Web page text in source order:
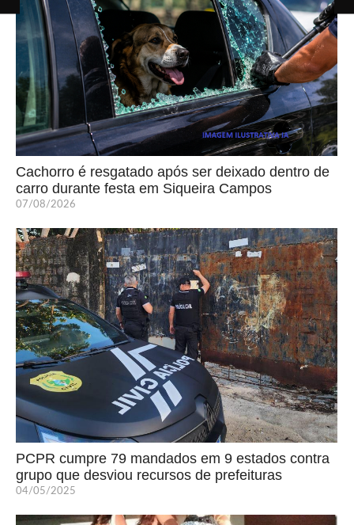
Cachorro é resgatado após ser deixado dentro de
carro durante festa em Siqueira Campos
07/08/2026
PCPR cumpre 79 mandados em 9 estados contra
grupo que desviou recursos de prefeituras
04/05/2025